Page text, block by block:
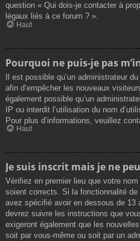
question « Qui dois-je contacter à
légaux liés à ce forum ? ».
Haut
Pourquoi ne puis-je pas
Il est possible qu’un administrateur
afin d’empêcher les nouveaux
également possible qu’un
IP ou interdit l’utilisation du nom
Pour plus d’informations, veuillez
Haut
Je suis inscrit mais je ne
Vérifiez en premier lieu que votre
soient corrects. Si la fonctionnalité
avez spécifié avoir en dessous de 13
devrez suivre les instructions que
exigeront également que les
soit par vous-même ou soit par un